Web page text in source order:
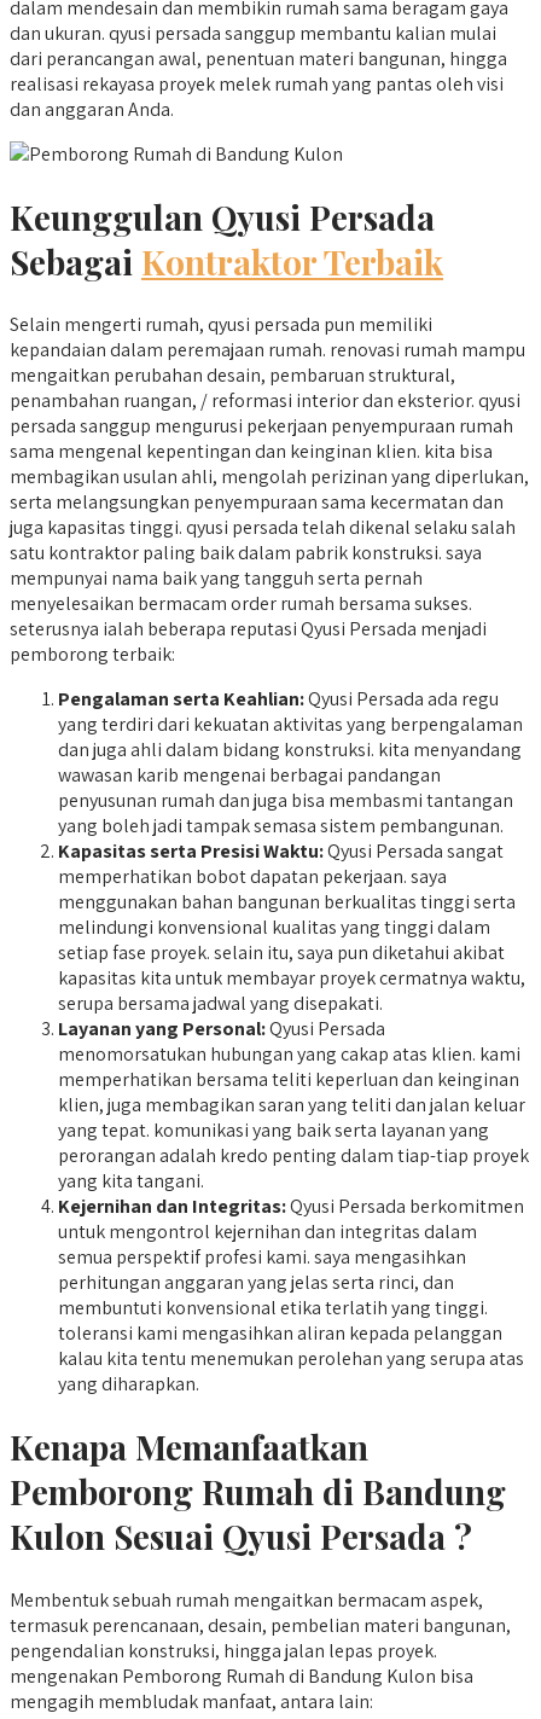
dalam mendesain dan membikin rumah sama beragam gaya
dan ukuran. qyusi persada sanggup membantu kalian mulai
dari perancangan awal, penentuan materi bangunan, hingga
realisasi rekayasa proyek melek rumah yang pantas oleh visi
dan anggaran Anda.
Keunggulan Qyusi Persada
Sebagai Kontraktor Terbaik
Selain mengerti rumah, qyusi persada pun memiliki
kepandaian dalam peremajaan rumah. renovasi rumah mampu
mengaitkan perubahan desain, pembaruan struktural,
penambahan ruangan, / reformasi interior dan eksterior. qyusi
persada sanggup mengurusi pekerjaan penyempuraan rumah
sama mengenal kepentingan dan keinginan klien. kita bisa
membagikan usulan ahli, mengolah perizinan yang diperlukan,
serta melangsungkan penyempuraan sama kecermatan dan
juga kapasitas tinggi. qyusi persada telah dikenal selaku salah
satu kontraktor paling baik dalam pabrik konstruksi. saya
mempunyai nama baik yang tangguh serta pernah
menyelesaikan bermacam order rumah bersama sukses.
seterusnya ialah beberapa reputasi Qyusi Persada menjadi
pemborong terbaik:
Pengalaman serta Keahlian:Qyusi Persada ada regu
yang terdiri dari kekuatan aktivitas yang berpengalaman
dan juga ahli dalam bidang konstruksi. kita menyandang
wawasan karib mengenai berbagai pandangan
penyusunan rumah dan juga bisa membasmi tantangan
yang boleh jadi tampak semasa sistem pembangunan.
Kapasitas serta Presisi Waktu:Qyusi Persada sangat
memperhatikan bobot dapatan pekerjaan. saya
menggunakan bahan bangunan berkualitas tinggi serta
melindungi konvensional kualitas yang tinggi dalam
setiap fase proyek. selain itu, saya pun diketahui akibat
kapasitas kita untuk membayar proyek cermatnya waktu,
serupa bersama jadwal yang disepakati.
Layanan yang Personal:Qyusi Persada
menomorsatukan hubungan yang cakap atas klien. kami
memperhatikan bersama teliti keperluan dan keinginan
klien, juga membagikan saran yang teliti dan jalan keluar
yang tepat. komunikasi yang baik serta layanan yang
perorangan adalah kredo penting dalam tiap-tiap proyek
yang kita tangani.
Kejernihan dan Integritas:Qyusi Persada berkomitmen
untuk mengontrol kejernihan dan integritas dalam
semua perspektif profesi kami. saya mengasihkan
perhitungan anggaran yang jelas serta rinci, dan
membuntuti konvensional etika terlatih yang tinggi.
toleransi kami mengasihkan aliran kepada pelanggan
kalau kita tentu menemukan perolehan yang serupa atas
yang diharapkan.
Kenapa Memanfaatkan
Pemborong Rumah di Bandung
Kulon Sesuai Qyusi Persada ?
Membentuk sebuah rumah mengaitkan bermacam aspek,
termasuk perencanaan, desain, pembelian materi bangunan,
pengendalian konstruksi, hingga jalan lepas proyek.
mengenakan Pemborong Rumah di Bandung Kulon bisa
mengagih membludak manfaat, antara lain: